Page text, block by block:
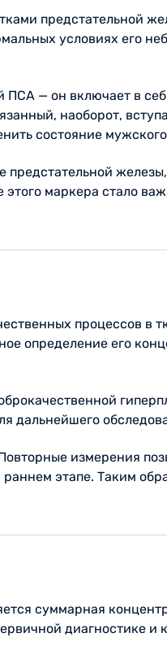
предстательной
условиях его
ПСА — он включает в
наоборот,
состояние
предстательной
маркера стало
процессов в
определение его
дальнейшего
измерения
этапе. Таким
суммарная
диагностике и